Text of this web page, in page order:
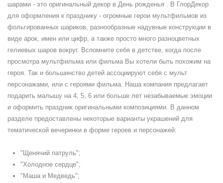
шарами - это оригинальный декор в День рожденья . В ГлорДекор
для оформления к празднику - огромные герои мультфильмов из
фольгированных шариков, разнообразные надувные конструкции в
виде арок, имен или цифр, а также просто много разноцветных
гелиевых шаров вокруг. Вспомните себя в детстве, когда после
просмотра мультфильма или фильма Вы хотели быть похожим на
героя. Так и большинство детей ассоциируют себя с мульт
персонажами, или с героями фильма. Наша компания предлагает
подарить малышу на 4, 5, 6 или больше лет незабываемые эмоции
и оформить праздник оригинальными композициями. В данном
разделе предоставлены некоторые варианты украшений для
тематической вечеринки в форме героев и персонажей:
"Щенячий патруль";
"Холодное сердце";
"Маша и Медведь";